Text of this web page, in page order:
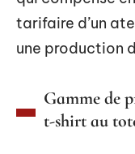
tarifaire d’un
une production
Gamme de
t-shirt au